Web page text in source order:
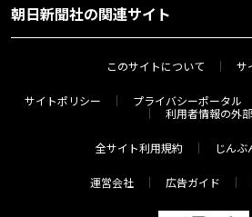
朝日新聞社の関連サイト
このサイトについて サ
サイトポリシー プライバシーポータル
利用者情報の外
全サイト利用規約 じん
運営会社 広告ガイド